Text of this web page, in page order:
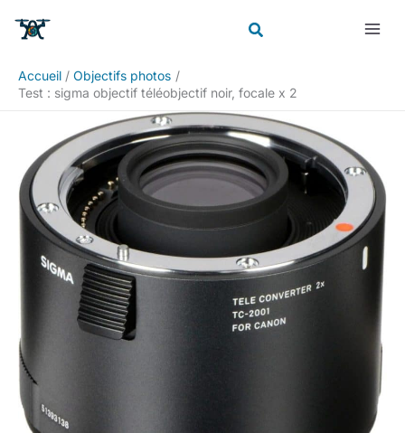
Accueil
Objectifs photos
Test : sigma objectif téléobjectif noir, focale x 2